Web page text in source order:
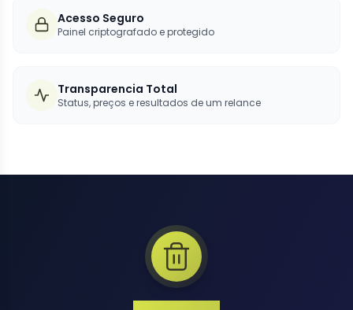
Acesso Seguro
Painel criptografado e protegido
Transparencia Total
Status, preços e resultados de um relance